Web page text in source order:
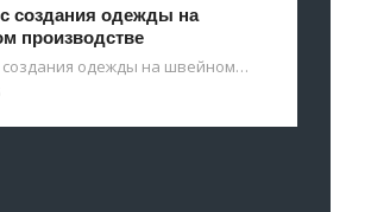
создания одежды на
производстве
создания одежды на швейном…